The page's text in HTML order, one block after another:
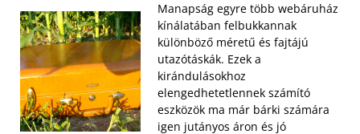
Manapság egyre több webáruház
kínálatában felbukkannak
különböző méretű és fajtájú
utazótáskák. Ezek a
kirándulásokhoz
elengedhetetlennek számító
eszközök ma már bárki számára
igen jutányos áron és jó